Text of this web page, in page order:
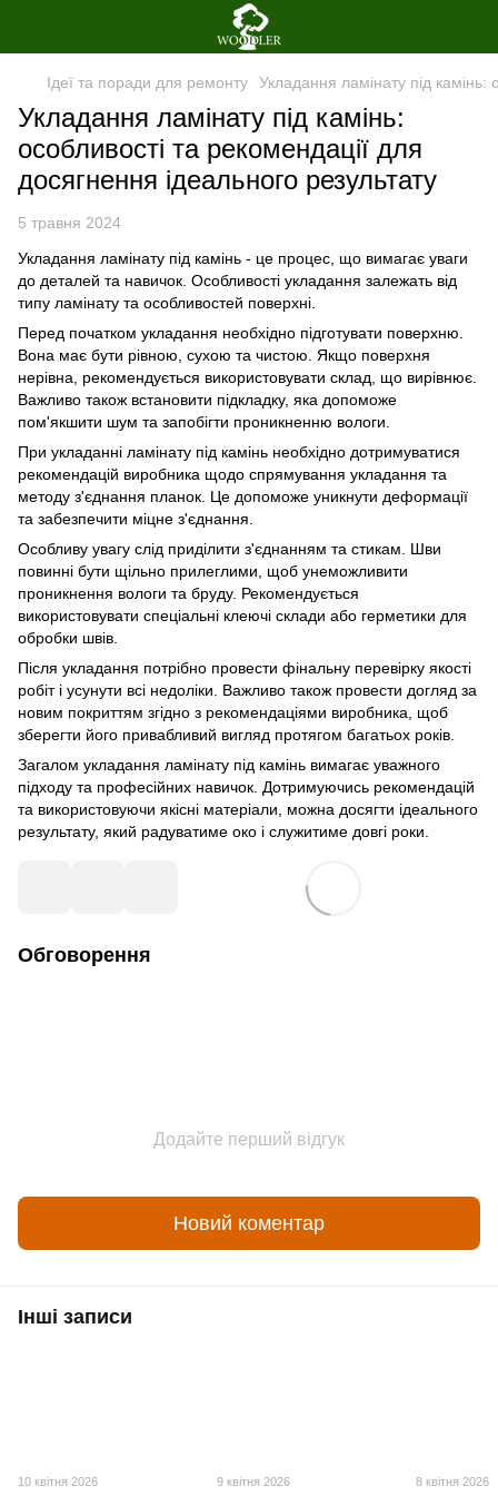
Ідеї та поради для ремонту Укладання ламінату під камінь:
Укладання ламінату під камінь:
особливості та рекомендації для
досягнення ідеального результату
5 травня 2024
Укладання ламінату під камінь - це процес, що вимагає уваги
до деталей та навичок. Особливості укладання залежать від
типу ламінату та особливостей поверхні.
Перед початком укладання необхідно підготувати поверхню.
Вона має бути рівною, сухою та чистою. Якщо поверхня
нерівна, рекомендується використовувати склад, що вирівнює.
Важливо також встановити підкладку, яка допоможе
пом'якшити шум та запобігти проникненню вологи.
При укладанні ламінату під камінь необхідно дотримуватися
рекомендацій виробника щодо спрямування укладання та
методу з'єднання планок. Це допоможе уникнути деформації
та забезпечити міцне з'єднання.
Особливу увагу слід приділити з'єднанням та стикам. Шви
повинні бути щільно прилеглими, щоб унеможливити
проникнення вологи та бруду. Рекомендується
використовувати спеціальні клеючі склади або герметики для
обробки швів.
Після укладання потрібно провести фінальну перевірку якості
робіт і усунути всі недоліки. Важливо також провести догляд за
новим покриттям згідно з рекомендаціями виробника, щоб
зберегти його привабливий вигляд протягом багатьох років.
Загалом укладання ламінату під камінь вимагає уважного
підходу та професійних навичок. Дотримуючись рекомендацій
та використовуючи якісні матеріали, можна досягти ідеального
результату, який радуватиме око і служитиме довгі роки.
Обговорення
Додайте перший відгук
Новий коментар
Інші записи
10 квітня 2026 9 квітня 2026 8 квітня 2026